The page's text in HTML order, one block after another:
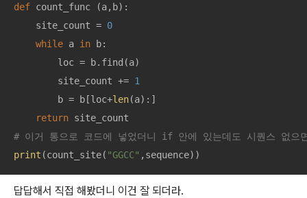
def count_func (a,b):
    site_count =
0
while a in b:
        loc = b.find(a)
        site_count +=
1
        b = b[loc+
len(a):]
return
# 이거 통으로 코드에 넣었더니 if 안에 있는데도 시퀀스 없
print (count_site( "GGCC" ,sequence))
답답해서 직접 해봤더니 이건 잘 되더라.